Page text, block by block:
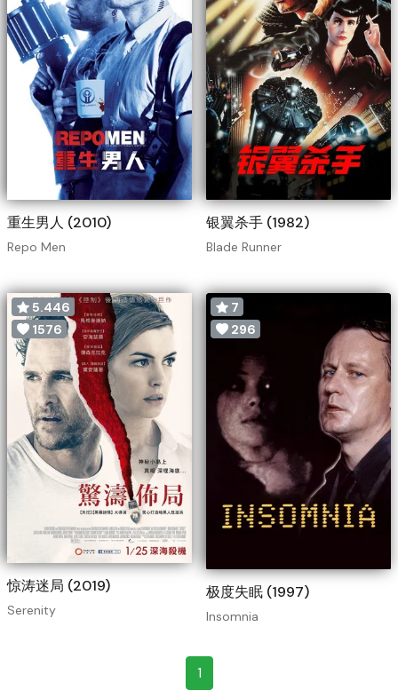
重生男人 (2010)
Repo Men
银翼杀手 (1982)
Blade Runner
5.446
1576
惊涛迷局 (2019)
Serenity
7
296
极度失眠 (1997)
Insomnia
1